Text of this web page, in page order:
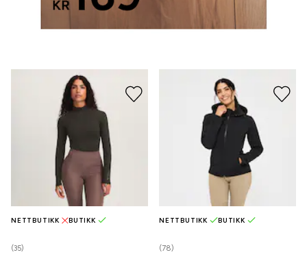
(35)
NETTBUTIKK BUTIKK
(78)
NETTBUTIKK BUTIKK